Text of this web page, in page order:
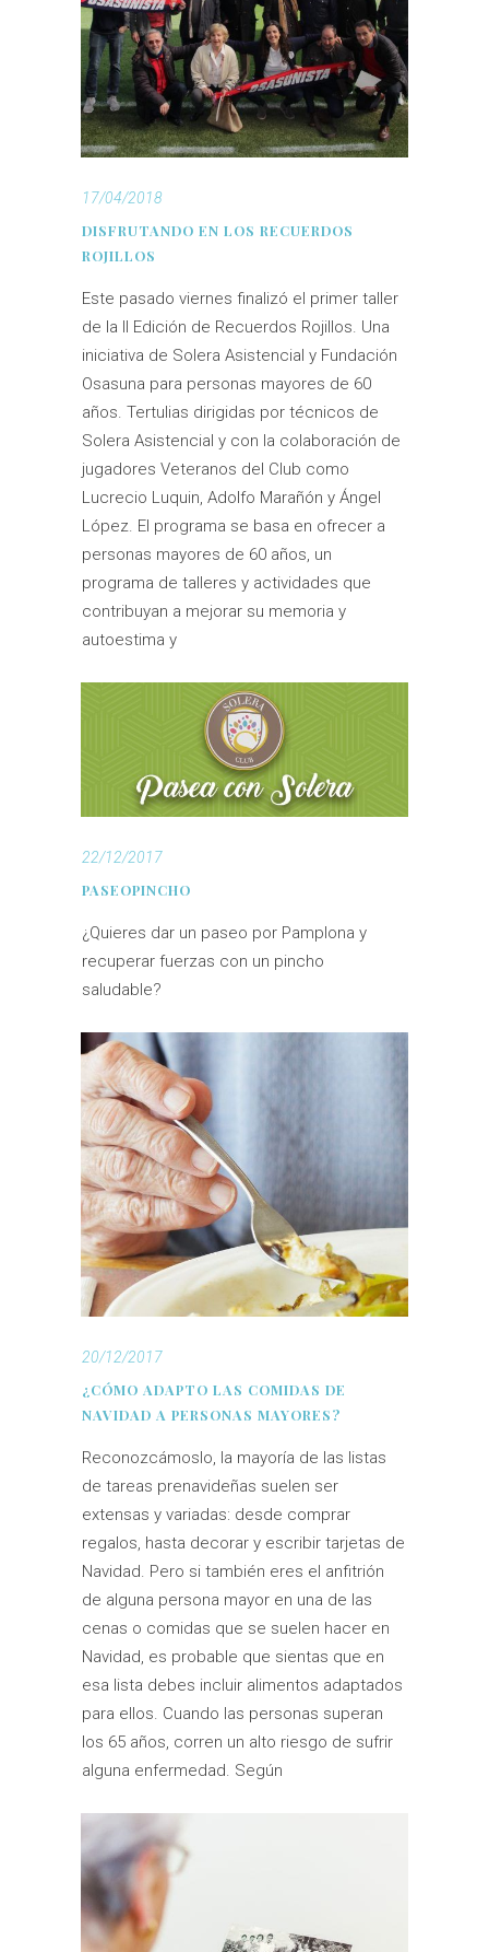
17/04/2018
DISFRUTANDO EN LOS RECUERDOS
ROJILLOS
Este pasado viernes finalizó el primer taller
de la II Edición de Recuerdos Rojillos. Una
iniciativa de Solera Asistencial y Fundación
Osasuna para personas mayores de 60
años. Tertulias dirigidas por técnicos de
Solera Asistencial y con la colaboración de
jugadores Veteranos del Club como
Lucrecio Luquin, Adolfo Marañón y Ángel
López. El programa se basa en ofrecer a
personas mayores de 60 años, un
programa de talleres y actividades que
contribuyan a mejorar su memoria y
autoestima y
22/12/2017
PASEOPINCHO
¿Quieres dar un paseo por Pamplona y
recuperar fuerzas con un pincho
saludable?
20/12/2017
¿CÓMO ADAPTO LAS COMIDAS DE
NAVIDAD A PERSONAS MAYORES?
Reconozcámoslo, la mayoría de las listas
de tareas prenavideñas suelen ser
extensas y variadas: desde comprar
regalos, hasta decorar y escribir tarjetas de
Navidad. Pero si también eres el anfitrión
de alguna persona mayor en una de las
cenas o comidas que se suelen hacer en
Navidad, es probable que sientas que en
esa lista debes incluir alimentos adaptados
para ellos. Cuando las personas superan
los 65 años, corren un alto riesgo de sufrir
alguna enfermedad. Según